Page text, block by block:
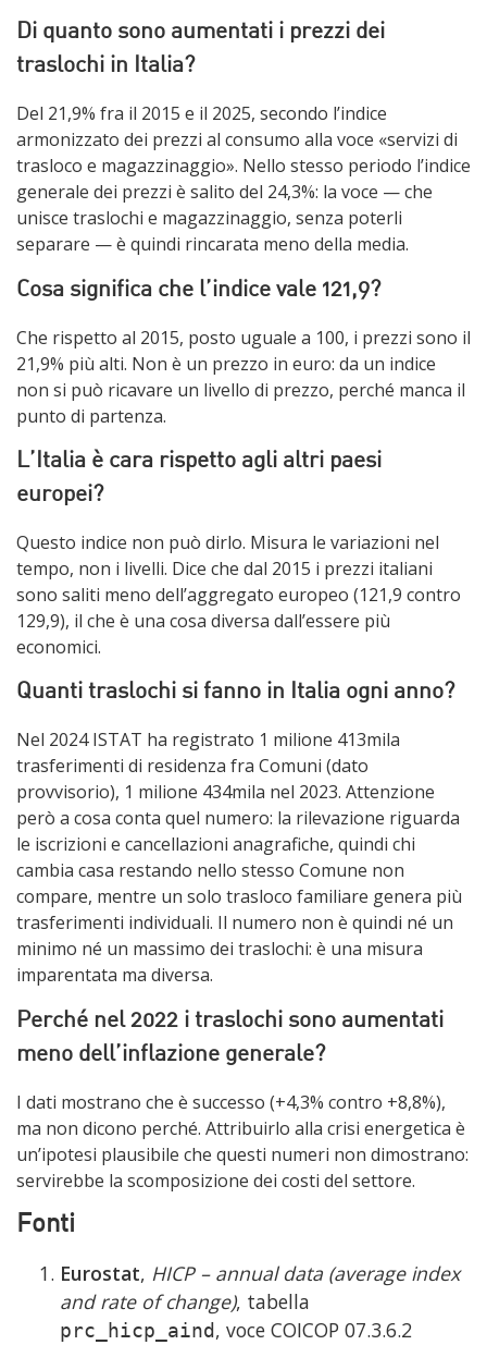
Di quanto sono aumentati i prezzi dei
traslochi in Italia?
Del 21,9% fra il 2015 e il 2025, secondo l’indice
armonizzato dei prezzi al consumo alla voce «servizi di
trasloco e magazzinaggio». Nello stesso periodo l’indice
generale dei prezzi è salito del 24,3%: la voce — che
unisce traslochi e magazzinaggio, senza poterli
separare — è quindi rincarata meno della media.
Cosa significa che l’indice vale 121,9?
Che rispetto al 2015, posto uguale a 100, i prezzi sono il
21,9% più alti. Non è un prezzo in euro: da un indice
non si può ricavare un livello di prezzo, perché manca il
punto di partenza.
L’Italia è cara rispetto agli altri paesi
europei?
Questo indice non può dirlo. Misura le variazioni nel
tempo, non i livelli. Dice che dal 2015 i prezzi italiani
sono saliti meno dell’aggregato europeo (121,9 contro
129,9), il che è una cosa diversa dall’essere più
economici.
Quanti traslochi si fanno in Italia ogni anno?
Nel 2024 ISTAT ha registrato 1 milione 413mila
trasferimenti di residenza fra Comuni (dato
provvisorio), 1 milione 434mila nel 2023. Attenzione
però a cosa conta quel numero: la rilevazione riguarda
le iscrizioni e cancellazioni anagrafiche, quindi chi
cambia casa restando nello stesso Comune non
compare, mentre un solo trasloco familiare genera più
trasferimenti individuali. Il numero non è quindi né un
minimo né un massimo dei traslochi: è una misura
imparentata ma diversa.
Perché nel 2022 i traslochi sono aumentati
meno dell’inflazione generale?
I dati mostrano che è successo (+4,3% contro +8,8%),
ma non dicono perché. Attribuirlo alla crisi energetica è
un’ipotesi plausibile che questi numeri non dimostrano:
servirebbe la scomposizione dei costi del settore.
Fonti
Eurostat, HICP – annual data (average index
and rate of change), tabella
prc_hicp_aind , voce COICOP 07.3.6.2